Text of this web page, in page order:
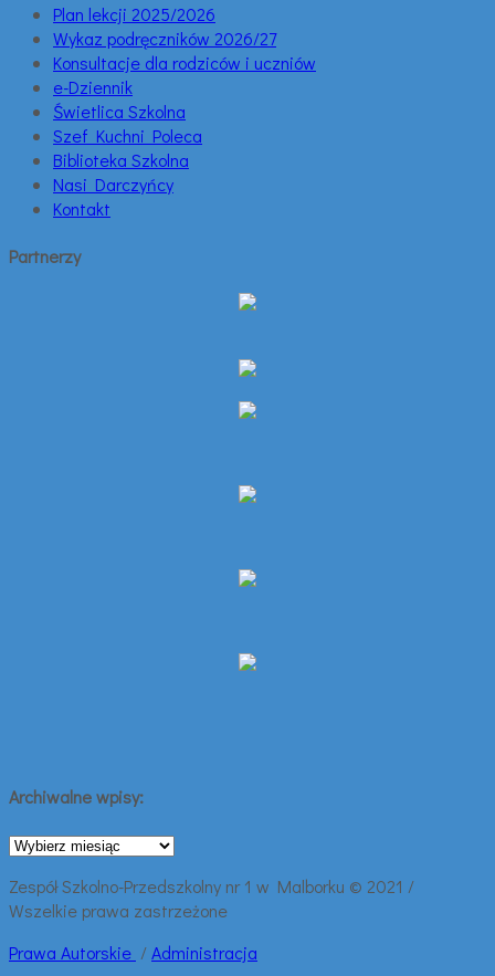
Plan lekcji 2025/2026
Wykaz podręczników 2026/27
Konsultacje dla rodziców i uczniów
e-Dziennik
Świetlica Szkolna
Szef Kuchni Poleca
Biblioteka Szkolna
Nasi Darczyńcy
Kontakt
Partnerzy
Archiwalne wpisy:
Archiwalne
Zespół Szkolno-Przedszkolny nr 1 w Malborku © 2021 /
Wszelkie prawa zastrzeżone
Prawa Autorskie /Administracja